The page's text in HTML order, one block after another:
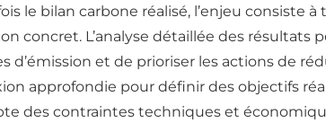
le bilan carbone réalisé, l’enjeu consiste
concret. L’analyse détaillée des résultats
d’émission et de prioriser les actions de
approfondie pour définir des objectifs
des contraintes techniques et